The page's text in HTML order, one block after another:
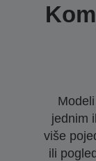
jednim
više
ili